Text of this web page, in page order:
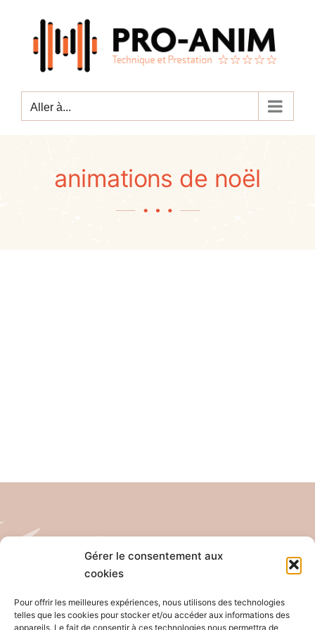
Gérer le consentement aux
cookies
Pour offrir les meilleures expériences, nous utilisons des technologies
telles que les cookies pour stocker et/ou accéder aux informations des
appareils. Le fait de consentir à ces technologies nous permettra de
contenu
Aller à...
animations de noël
Tél: 04 26 65 32 19
Email: contact@pro-anim.com